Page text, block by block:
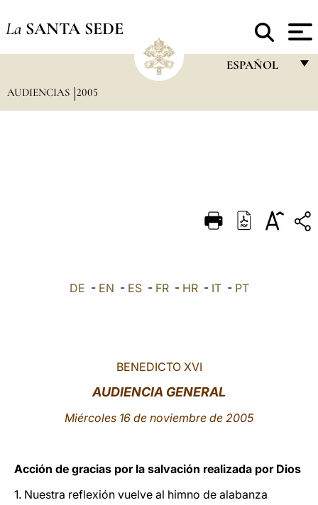
La SANTA SEDE
ESPAÑOL
DEUTSCH
العربيّة
AUDIENCIAS 2005
DE - EN - ES- FR- HR- IT- PT
BENEDICTO XVI
AUDIENCIA GENERAL
Miércoles 16 de noviembre de 2005
Acción de gracias por la salvación realizada por Dios
1. Nuestra reflexión vuelve al himno de alabanza